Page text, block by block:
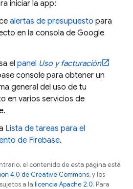
iniciar la app:
alertas de presupuesto para
en la consola de Google
el panel Uso y facturación
console para obtener un
general del uso de tu
en varios servicios de
Lista de tareas para el
de Firebase.
el contenido de esta página está
4.0 de Creative Commons, y los
a la licencia Apache 2.0. Para